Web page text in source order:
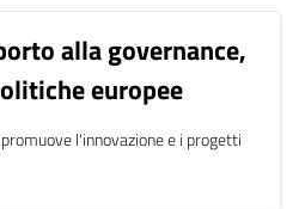
alla governance,
europee
l'innovazione e i progetti